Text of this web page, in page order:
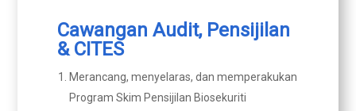
Cawangan Audit, Pensijilan
& CITES
Merancang, menyelaras, dan memperakukan
Program Skim Pensijilan Biosekuriti